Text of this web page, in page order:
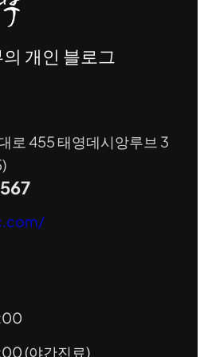
개인 블로그
로 455 태영데시앙루브 3
(야간진료)